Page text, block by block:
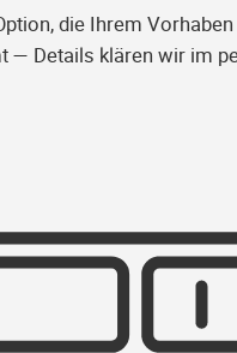
die Ihrem
— Details klären wir im